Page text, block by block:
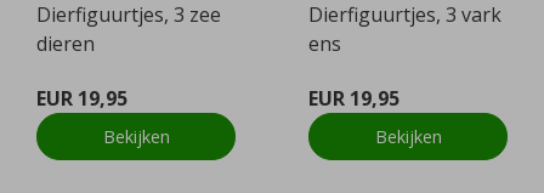
Dierfiguurtjes, 3 zee
dieren
EUR 19,95
Bekijken
Dierfiguurtjes, 3 vark
ens
EUR 19,95
Bekijken